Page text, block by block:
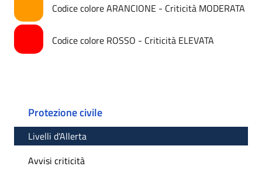
Codice colore ARANCIONE - Criticità MODERATA
Codice colore ROSSO - Criticità ELEVATA
Protezione civile
Livelli d'Allerta
Avvisi criticità